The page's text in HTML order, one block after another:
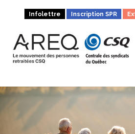
Infolettre Inscription SPR